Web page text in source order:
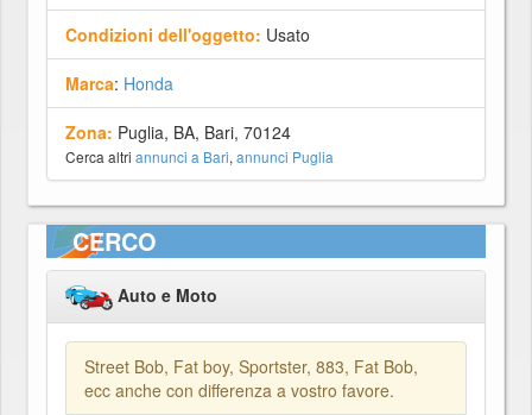
Condizioni dell'oggetto: Usato
Marca: Honda
Zona: Puglia, BA, Bari, 70124
Cerca altri annunci a Bari, annunci Puglia
CERCO
Auto e Moto
Street Bob, Fat boy, Sportster, 883, Fat Bob,
ecc anche con differenza a vostro favore.